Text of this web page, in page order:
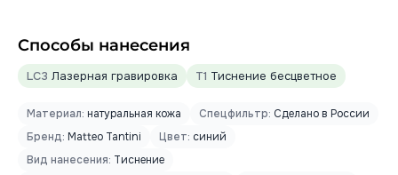
Способы нанесения
LC3 Лазерная гравировка T1 Тиснение бесцветное
Материал: натуральная кожа Спецфильтр: Сделано в России
Бренд: Matteo Tantini Цвет: синий
Вид нанесения: Тиснение